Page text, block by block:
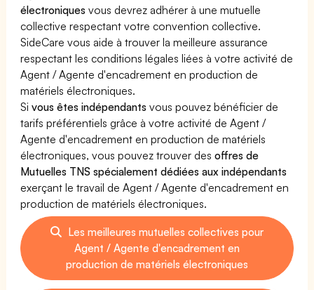
électroniques vous devrez adhérer à une mutuelle
collective respectant votre convention collective.
SideCare vous aide à trouver la meilleure assurance
respectant les conditions légales liées à votre activité de
Agent / Agente d'encadrement en production de
matériels électroniques.
Sivous êtes indépendants vous pouvez bénéficier de
tarifs préférentiels grâce à votre activité de Agent /
Agente d'encadrement en production de matériels
électroniques, vous pouvez trouver desoffres de
Mutuelles TNS spécialement dédiées aux indépendants
exerçant le travail de Agent / Agente d'encadrement en
production de matériels électroniques.
Les meilleures mutuelles collectives pour
Agent / Agente d'encadrement en
production de matériels électroniques